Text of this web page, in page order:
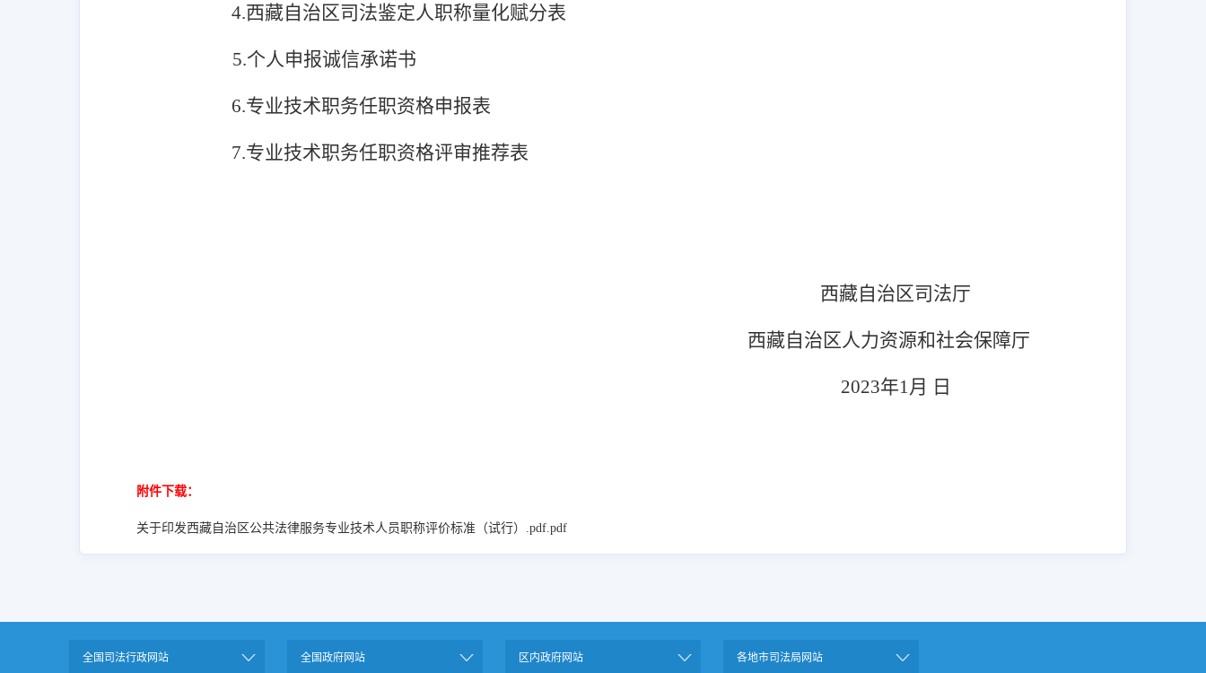
4.西藏自治区司法鉴定人职称量化赋分表
5.个人申报诚信承诺书
6.专业技术职务任职资格申报表
7.专业技术职务任职资格评审推荐表
西藏自治区司法厅
西藏自治区人力资源和社会保障厅
2023年1月 日
附件下载：
关于印发西藏自治区公共法律服务专业技术人员职称评价标准（试行）.pdf.pdf
全国司法行政网站 全国政府网站 区内政府网站 各地市司法局网站